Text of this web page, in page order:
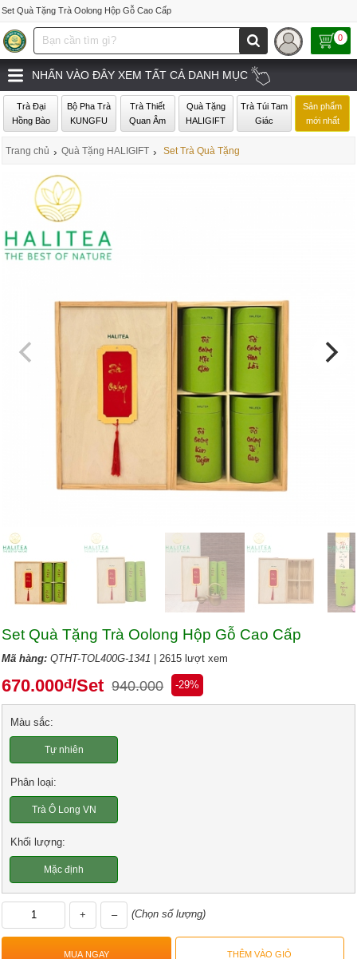
Set Quà Tặng Trà Oolong Hộp Gỗ Cao Cấp
0
NHẤN VÀO ĐÂY XEM TẤT CẢ DANH MỤC
Trà Đại
Hồng Bào
Bộ Pha Trà
KUNGFU
Trà Thiết
Quan Âm
Quà Tặng
HALIGIFT
Trà Túi Tam
Giác
Sản phẩm
mới nhất
Trang chủ › Quà Tặng HALIGIFT › Set Trà Quà Tặng
Set Quà Tặng Trà Oolong Hộp Gỗ Cao Cấp
Mã hàng:QTHT-TOL400G-1341 | 2615 lượt xem
670.000đ/Set 940.000 -29%
Màu sắc:
Tự nhiên
Phân loại:
Trà Ô Long VN
Khối lượng:
Mặc định
+ – (Chọn số lượng)